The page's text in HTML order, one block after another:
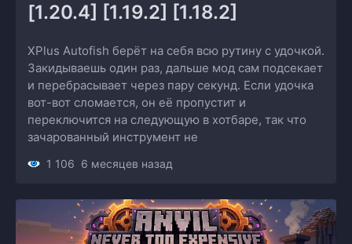
[1.20.4] [1.19.2] [1.18.2]
XPlus Autofish берёт на себя всю рутину с удочкой.
Закидываешь один раз, дальше мод сам подсекает
и перебрасывает через пару секунд. Если удочка
вот-вот сломается, он её пропустит и
переключится на следующую в хотбаре, так что
зачарованный инструмент не
1 106 6 месяцев назад